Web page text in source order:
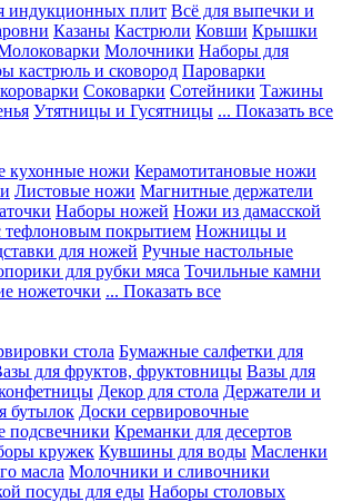
индукционных плит Всё для выпечки и
Казаны Кастрюли Ковши Крышки
Молочники Наборы для
кастрюль и сковород Пароварки
Соковарки Сотейники Тажины
Утятницы и Гусятницы ... Показать все
кухонные ножи Керамотитановые ножи
Листовые ножи Магнитные держатели
Наборы ножей Ножи из дамасской
покрытием Ножницы и
для ножей Ручные настольные
для рубки мяса Точильные камни
ножеточки ... Показать все
стола Бумажные салфетки для
для фруктов, фруктовницы Вазы для
Декор для стола Держатели и
бутылок Доски сервировочные
подсвечники Креманки для десертов
кружек Кувшины для воды Масленки
масла Молочники и сливочники
посуды для еды Наборы столовых